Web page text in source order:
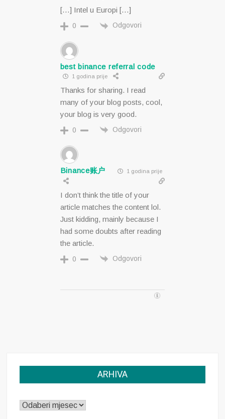
[…] Intel u Europi […]
0 Odgovori
best binance referral code
1 godina prije
Thanks for sharing. I read
many of your blog posts, cool,
your blog is very good.
0 Odgovori
Binance账户 1 godina prije
I don’t think the title of your
article matches the content lol.
Just kidding, mainly because I
had some doubts after reading
the article.
0 Odgovori
ARHIVA
ARHIVA